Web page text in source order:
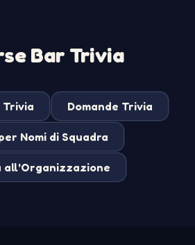
Bar Trivia
Domande Trivia
Nomi di Squadra
all'Organizzazione